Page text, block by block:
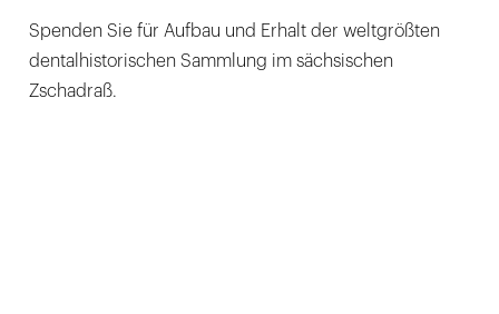
Spenden Sie für Aufbau und Erhalt der weltgrößten
dentalhistorischen Sammlung im sächsischen
Zschadraß.